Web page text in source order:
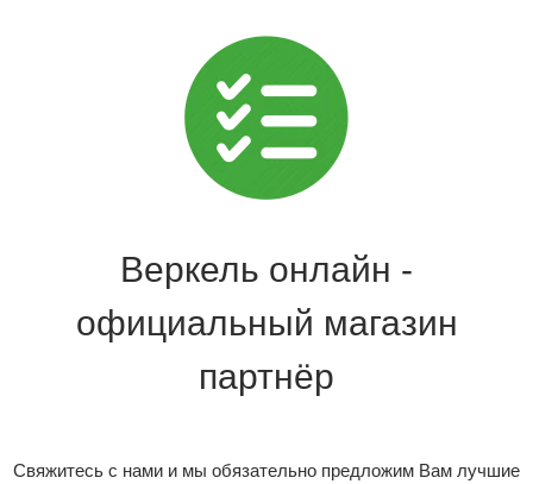
Веркель онлайн -
официальный магазин
партнёр
Свяжитесь с нами и мы обязательно предложим Вам лучшие